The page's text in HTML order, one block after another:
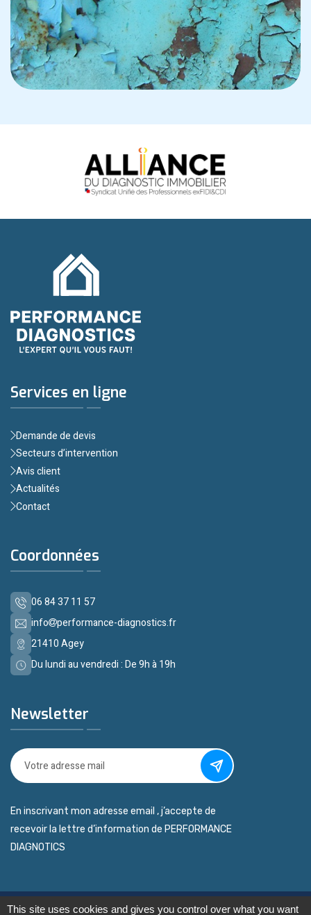
Services en ligne
Demande de devis
Secteurs d’intervention
Avis client
Actualités
Contact
Coordonnées
06 84 37 11 57
info
performance-diagnostics.fr
21410 Agey
Du lundi au vendredi : De 9h à 19h
Newsletter
En inscrivant mon adresse email , j’accepte de
recevoir la lettre d’information de PERFORMANCE
DIAGNOTICS
This site uses cookies and gives you control over what you want